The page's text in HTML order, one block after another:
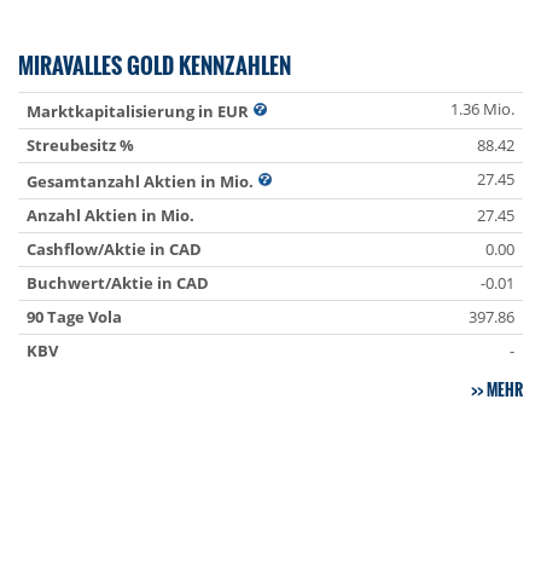
MIRAVALLES GOLD KENNZAHLEN
Marktkapitalisierung in EUR
1.36 Mio.
Streubesitz %
88.42
Gesamtanzahl Aktien in Mio.
27.45
Anzahl Aktien in Mio.
27.45
Cashflow/Aktie in CAD
0.00
Buchwert/Aktie in CAD
-0.01
90 Tage Vola
397.86
KBV
-
MEHR